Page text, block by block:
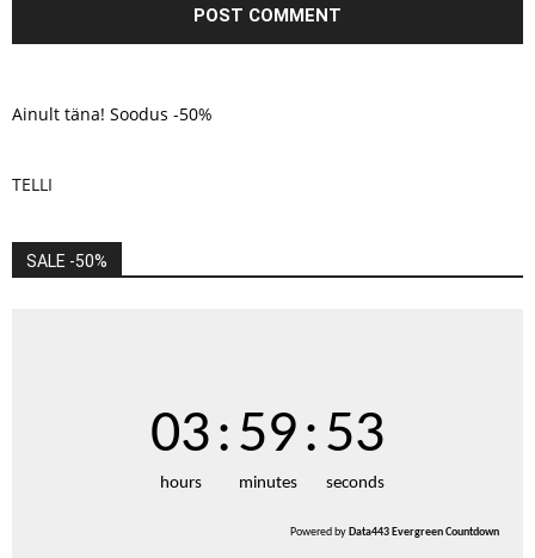
Ainult täna! Soodus -50%
TELLI
SALE -50%
03
hours
:59
minutes
:53
seconds
Powered byData443 Evergreen Countdown